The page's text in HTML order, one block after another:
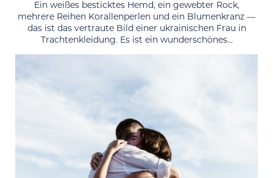
Ein weißes besticktes Hemd, ein gewebter Rock,
mehrere Reihen Korallenperlen und ein Blumenkranz —
das ist das vertraute Bild einer ukrainischen Frau in
Trachtenkleidung. Es ist ein wunderschönes...